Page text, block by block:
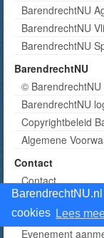
cookies Lees
BarendrechtNU
BarendrechtNU
BarendrechtNU
BarendrechtNU
©
BarendrechtNU
Copyrightbeleid
Algemene
Contact
Contact
Tip insturen
Foto('s) insturen
Evenement